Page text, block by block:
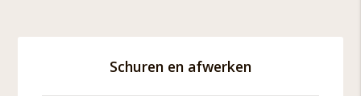
Schuren en afwerken